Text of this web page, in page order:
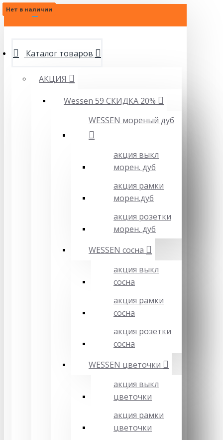
МЕНЮ
Каталог товаров
АКЦИЯ
Wessen 59 СКИДКА 20%
WESSEN мореный дуб
акция выкл
морен. дуб
акция рамки
морен.дуб
акция розетки
морен. дуб
WESSEN сосна
акция выкл
сосна
акция рамки
сосна
акция розетки
сосна
WESSEN цветочки
акция выкл
цветочки
акция рамки
цветочки
Нет в наличии
Нет в наличии
Нет в наличии
Нет в наличии